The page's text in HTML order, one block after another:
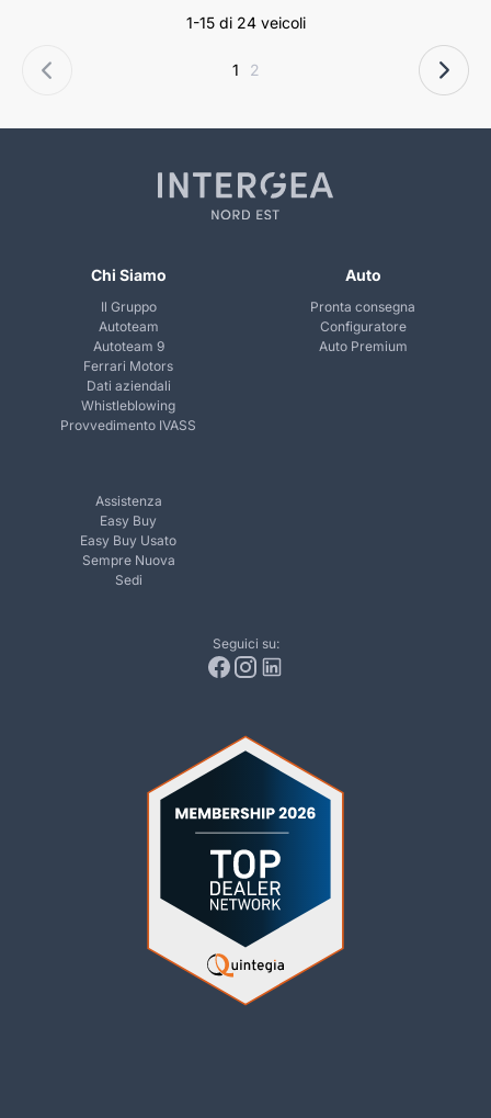
1-15 di 24 veicoli
1 2
Chi Siamo
Il Gruppo
Autoteam
Autoteam 9
Ferrari Motors
Dati aziendali
Whistleblowing
Provvedimento IVASS
Auto
Pronta consegna
Configuratore
Auto Premium
Assistenza
Easy Buy
Easy Buy Usato
Sempre Nuova
Sedi
Seguici su: